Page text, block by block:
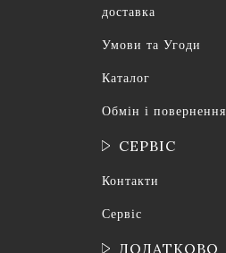
доставка
Умови та Угоди
Каталог
Обмін і повернення
СЕРВІС
Контакти
Сервіс
ДОДАТКОВО